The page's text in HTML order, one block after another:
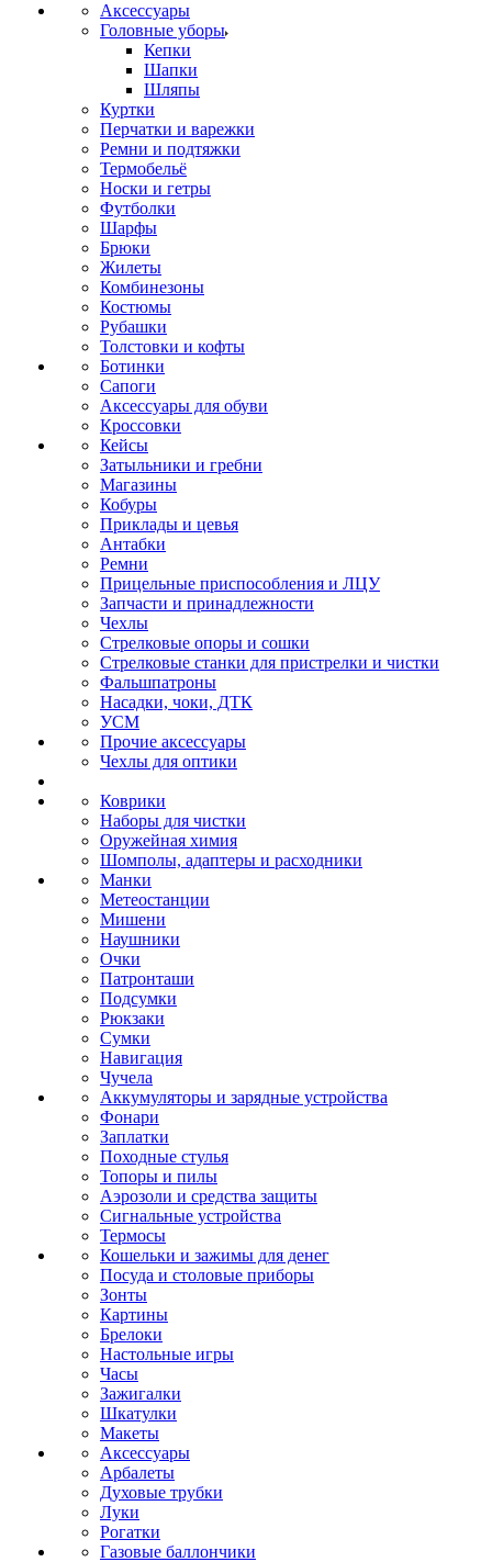
Аксессуары
Головные уборы
Кепки
Шапки
Шляпы
Куртки
Перчатки и варежки
Ремни и подтяжки
Термобельё
Носки и гетры
Футболки
Шарфы
Брюки
Жилеты
Комбинезоны
Костюмы
Рубашки
Толстовки и кофты
Ботинки
Сапоги
Аксессуары для обуви
Кроссовки
Кейсы
Затыльники и гребни
Магазины
Кобуры
Приклады и цевья
Антабки
Ремни
Прицельные приспособления и ЛЦУ
Запчасти и принадлежности
Чехлы
Стрелковые опоры и сошки
Стрелковые станки для пристрелки и чистки
Фальшпатроны
Насадки, чоки, ДТК
УСМ
Прочие аксессуары
Чехлы для оптики
Коврики
Наборы для чистки
Оружейная химия
Шомполы, адаптеры и расходники
Манки
Метеостанции
Мишени
Наушники
Очки
Патронташи
Подсумки
Рюкзаки
Сумки
Навигация
Чучела
Аккумуляторы и зарядные устройства
Фонари
Заплатки
Походные стулья
Топоры и пилы
Аэрозоли и средства защиты
Сигнальные устройства
Термосы
Кошельки и зажимы для денег
Посуда и столовые приборы
Зонты
Картины
Брелоки
Настольные игры
Часы
Зажигалки
Шкатулки
Макеты
Аксессуары
Арбалеты
Духовые трубки
Луки
Рогатки
Газовые баллончики